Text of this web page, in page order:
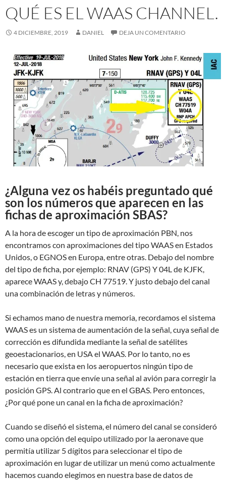
QUÉ ES EL WAAS CHANNEL.
4 DICIEMBRE, 2019 DANIEL DEJA UN COMENTARIO
¿Alguna vez os habéis preguntado qué
son los números que aparecen en las
fichas de aproximación SBAS?
A la hora de escoger un tipo de aproximación PBN, nos
encontramos con aproximaciones del tipo WAAS en Estados
Unidos, o EGNOS en Europa, entre otras. Debajo del nombre
del tipo de ficha, por ejemplo: RNAV (GPS) Y 04L de KJFK,
aparece WAAS y, debajo CH 77519. Y justo debajo del canal
una combinación de letras y números.
Si echamos mano de nuestra memoria, recordamos el sistema
WAAS es un sistema de aumentación de la señal, cuya señal de
corrección es difundida mediante la señal de satélites
geoestacionarios, en USA el WAAS. Por lo tanto, no es
necesario que exista en los aeropuertos ningún tipo de
estación en tierra que envíe una señal al avión para corregir la
posición GPS. Al contrario que en el GBAS. Pero entonces,
¿Por qué pone un canal en la ficha de aproximación?
Cuando se diseñó el sistema, el número del canal se consideró
como una opción del equipo utilizado por la aeronave que
permitía utilizar 5 dígitos para seleccionar el tipo de
aproximación en lugar de utilizar un menú como actualmente
hacemos cuando elegimos en nuestra base de datos de